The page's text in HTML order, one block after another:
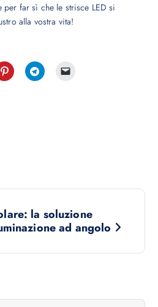
per far sì che le strisce LED si
alla vostra vita!
la soluzione
ad angolo